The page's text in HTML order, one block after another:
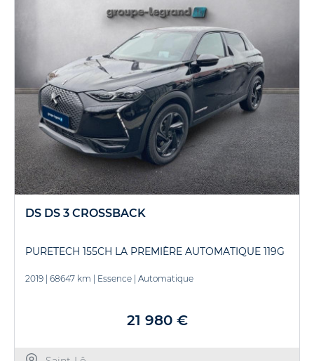
DS DS 3 CROSSBACK
PURETECH 155CH LA PREMIÈRE AUTOMATIQUE 119G
2019 68647 km Essence Automatique
21 980 €